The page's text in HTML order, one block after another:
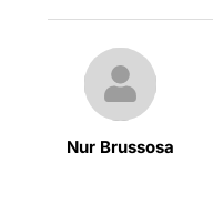
Nur Brussosa